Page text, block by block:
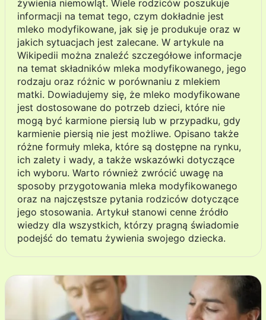
żywienia niemowląt. Wiele rodziców poszukuje
informacji na temat tego, czym dokładnie jest
mleko modyfikowane, jak się je produkuje oraz w
jakich sytuacjach jest zalecane. W artykule na
Wikipedii można znaleźć szczegółowe informacje
na temat składników mleka modyfikowanego, jego
rodzaju oraz różnic w porównaniu z mlekiem
matki. Dowiadujemy się, że mleko modyfikowane
jest dostosowane do potrzeb dzieci, które nie
mogą być karmione piersią lub w przypadku, gdy
karmienie piersią nie jest możliwe. Opisano także
różne formuły mleka, które są dostępne na rynku,
ich zalety i wady, a także wskazówki dotyczące
ich wyboru. Warto również zwrócić uwagę na
sposoby przygotowania mleka modyfikowanego
oraz na najczęstsze pytania rodziców dotyczące
jego stosowania. Artykuł stanowi cenne źródło
wiedzy dla wszystkich, którzy pragną świadomie
podejść do tematu żywienia swojego dziecka.